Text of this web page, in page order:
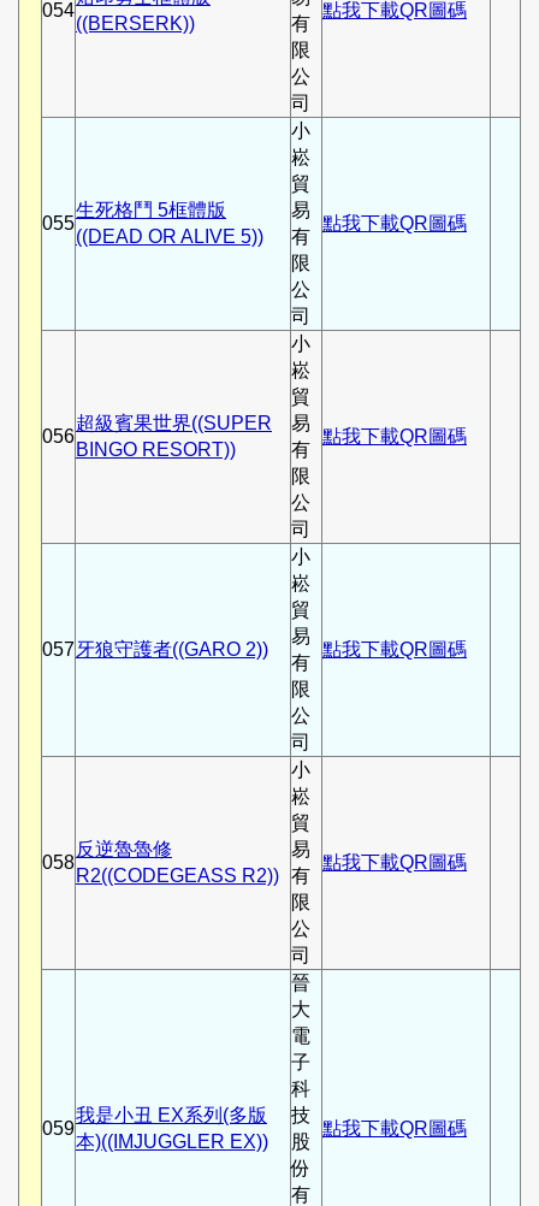
054
((BERSERK))
有
限
公
司
點我下載QR圖碼
055
生死格鬥 5框體版
((DEAD OR ALIVE 5))
小
崧
貿
易
有
限
公
司
點我下載QR圖碼
056
超級賓果世界((SUPER
BINGO RESORT))
小
崧
貿
易
有
限
公
司
點我下載QR圖碼
057牙狼守護者((GARO 2))
小
崧
貿
易
有
限
公
司
點我下載QR圖碼
058
反逆魯魯修
R2((CODEGEASS R2))
小
崧
貿
易
有
限
公
司
點我下載QR圖碼
059
我是小丑 EX系列(多版
本)((IMJUGGLER EX))
晉
大
電
子
科
技
股
份
有
點我下載QR圖碼